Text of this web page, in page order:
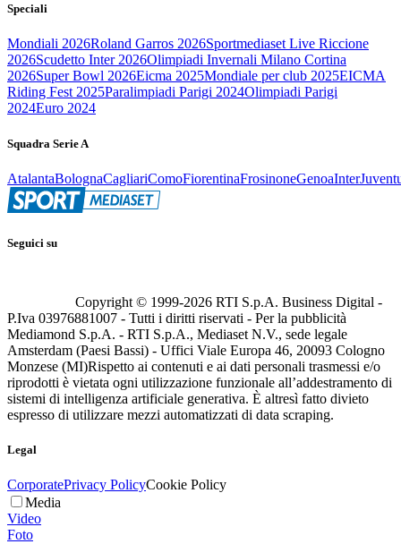
Speciali
Mondiali 2026Roland Garros 2026Sportmediaset Live Riccione
2026Scudetto Inter 2026Olimpiadi Invernali Milano Cortina
2026Super Bowl 2026Eicma 2025Mondiale per club 2025EICMA
Riding Fest 2025Paralimpiadi Parigi 2024Olimpiadi Parigi
2024Euro 2024
Squadra Serie A
AtalantaBolognaCagliariComoFiorentinaFrosinoneGenoaInter
Seguici su
Copyright © 1999-2026 RTI S.p.A. Business Digital -
P.Iva 03976881007 - Tutti i diritti riservati - Per la pubblicità
Mediamond S.p.A. - RTI S.p.A., Mediaset N.V., sede legale
Amsterdam (Paesi Bassi) - Uffici Viale Europa 46, 20093 Cologno
Monzese (MI)Rispetto ai contenuti e ai dati personali trasmessi e/o
riprodotti è vietata ogni utilizzazione funzionale all’addestramento di
sistemi di intelligenza artificiale generativa. È altresì fatto divieto
espresso di utilizzare mezzi automatizzati di data scraping.
Legal
CorporatePrivacy PolicyCookie Policy
Media
Video
Foto